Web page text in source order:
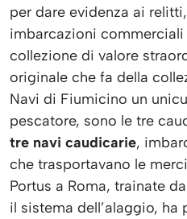
per dare evidenza ai
imbarcazioni
collezione di valore
originale che fa della
Navi di Fiumicino un
pescatore, sono le tre
tre navi caudicarie,
che trasportavano le
Portus a Roma, trainate
il sistema dell’alaggio, ha